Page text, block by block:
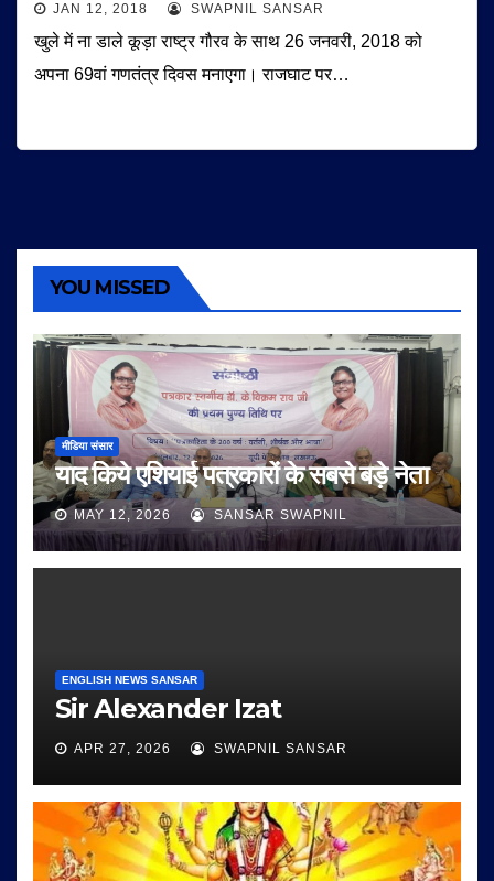
JAN 12, 2018 SWAPNIL SANSAR
खुले में ना डाले कूड़ा राष्ट्र गौरव के साथ 26 जनवरी, 2018 को
अपना 69वां गणतंत्र दिवस मनाएगा। राजघाट पर…
YOU MISSED
मीडिया संसार
याद किये एशियाई पत्रकारों के सबसे बड़े नेता
MAY 12, 2026 SANSAR SWAPNIL
ENGLISH NEWS SANSAR
Sir Alexander Izat
APR 27, 2026 SWAPNIL SANSAR